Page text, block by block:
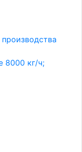
8000 кг/ч;